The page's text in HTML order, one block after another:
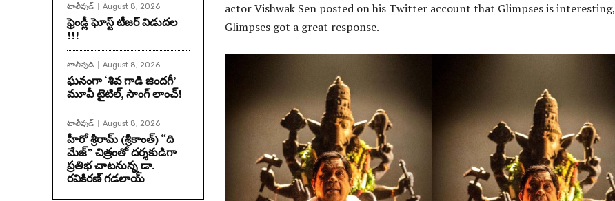
టాలీవుడ్ August 8, 2026
ఫ్రెండ్లీ ఘోస్ట్ టీజర్ విడుదల
!!!
టాలీవుడ్ August 8, 2026
ఘనంగా ‘శివ గాడి జింద‌గీ’
మూవీ టైటిల్, సాంగ్ లాంచ్!
టాలీవుడ్ August 8, 2026
హీరో శ్రీరామ్ (శ్రీకాంత్) “ది
మేజ్” చిత్రంతో దర్శకుడిగా
ప్రతిభ చాటనున్న డా.
రవికిరణ్ గడలాయ్
actor Vishwak Sen posted on his Twitter account that Glimpses is interesting,
Glimpses got a great response.